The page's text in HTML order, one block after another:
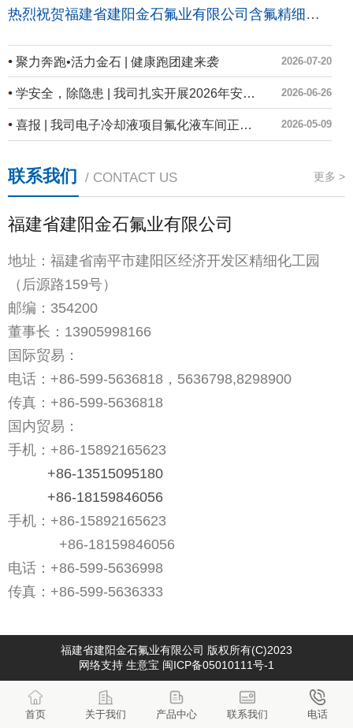
热烈祝贺福建省建阳金石氟业有限公司含氟精细化学品（一期）项目竣工投产
聚力奔跑•活力金石 | 健康跑团建来袭 2026-07-20
学安全，除隐患 | 我司扎实开展2026年安全生产月系列活动 2026-06-26
喜报 | 我司电子冷却液项目氟化液车间正式投产！ 2026-05-09
联系我们 / CONTACT US 更多 >
福建省建阳金石氟业有限公司
地址：福建省南平市建阳区经济开发区精细化工园
（后源路159号）
邮编：354200
董事长： 13905998166
国际贸易：
电话：+86-599-5636818， 5636798,8298900
传真： +86-599-5636818
国内贸易：
手机： +86-15892165623
+86-13515095180
+86-18159846056
手机： +86-15892165623
+86-18159846056
电话： +86-599-5636998
传真： +86-599-5636333
福建省建阳金石氟业有限公司 版权所有(C)2023
网络支持 生意宝 闽ICP备05010111号-1
首页 关于我们 产品中心 联系我们 电话